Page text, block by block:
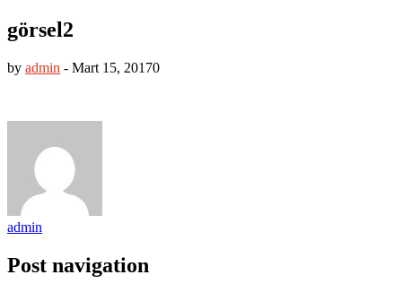
görsel2
by admin - Mart 15, 20170
admin
Post navigation